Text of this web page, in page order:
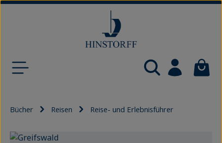
Bücher Reisen Reise- und Erlebnisführer
Bildergalerie überspringen